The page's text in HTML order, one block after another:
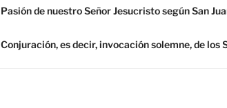
Pasión de nuestro Señor Jesucristo según San
Conjuración, es decir, invocación solemne, de los